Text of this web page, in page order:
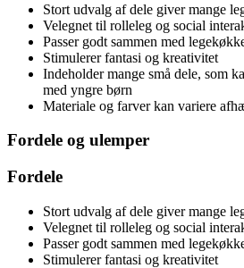
Stort udvalg af dele giver mange
Velegnet til rolleleg og social
Passer godt sammen med
Stimulerer fantasi og kreativitet
Indeholder mange små dele, som
med yngre børn
Materiale og farver kan variere
Fordele og ulemper
Fordele
Stort udvalg af dele giver mange
Velegnet til rolleleg og social
Passer godt sammen med
Stimulerer fantasi og kreativitet